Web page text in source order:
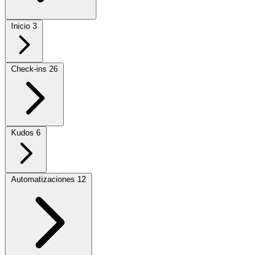
Inicio 3
Check-ins 26
Kudos 6
Automatizaciones 12